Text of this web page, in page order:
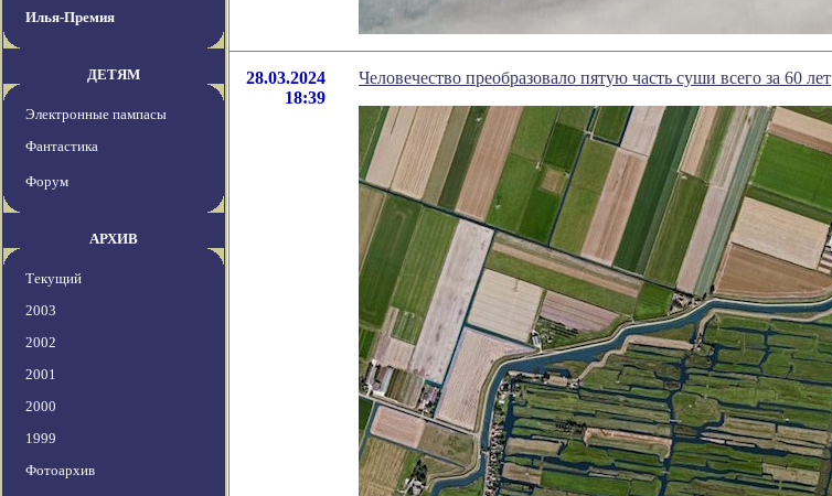
Илья-Премия
ДЕТЯМ
Электронные пампасы
Фантастика
Форум
АРХИВ
Текущий
2003
2002
2001
2000
1999
Фотоархив
28.03.2024
18:39
Человечество преобразовало пятую часть суши всего за 60 лет